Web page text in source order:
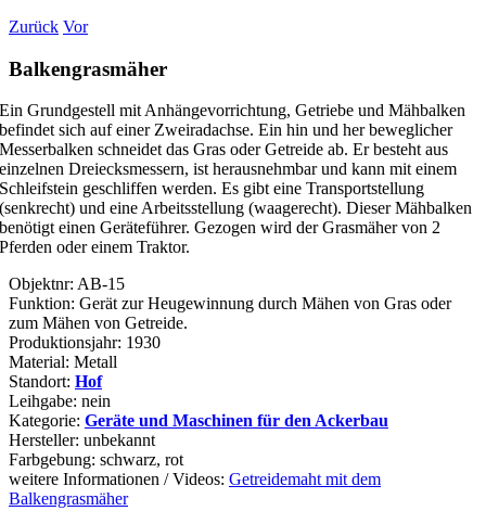
Zurück Vor
Balkengrasmäher
Ein Grundgestell mit Anhängevorrichtung, Getriebe und Mähbalken
befindet sich auf einer Zweiradachse. Ein hin und her beweglicher
Messerbalken schneidet das Gras oder Getreide ab. Er besteht aus
einzelnen Dreiecksmessern, ist herausnehmbar und kann mit einem
Schleifstein geschliffen werden. Es gibt eine Transportstellung
(senkrecht) und eine Arbeitsstellung (waagerecht). Dieser Mähbalken
benötigt einen Geräteführer. Gezogen wird der Grasmäher von 2
Pferden oder einem Traktor.
Objektnr: AB-15
Funktion: Gerät zur Heugewinnung durch Mähen von Gras oder
zum Mähen von Getreide.
Produktionsjahr: 1930
Material: Metall
Standort: Hof
Leihgabe: nein
Kategorie: Geräte und Maschinen für den Ackerbau
Hersteller: unbekannt
Farbgebung: schwarz, rot
weitere Informationen / Videos: Getreidemaht mit dem
Balkengrasmäher